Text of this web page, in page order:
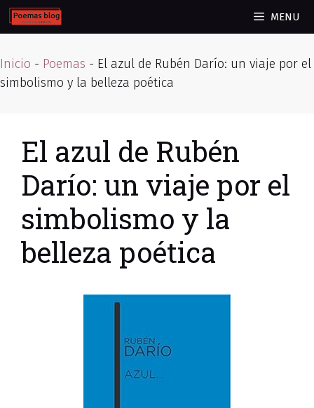
Skip
to
MENU
Inicio - Poemas - El azul de Rubén Darío: un viaje por el
simbolismo y la belleza poética
El azul de Rubén
Darío: un viaje por el
simbolismo y la
belleza poética